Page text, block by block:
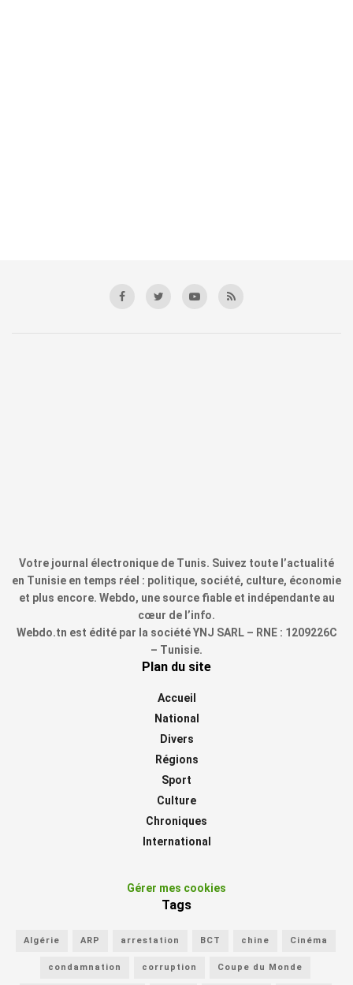
Votre journal électronique de Tunis. Suivez toute l’actualité
en Tunisie en temps réel : politique, société, culture, économie
et plus encore. Webdo, une source fiable et indépendante au
cœur de l’info.
Webdo.tn est édité par la société YNJ SARL – RNE : 1209226C
– Tunisie.
Plan du site
Accueil
National
Divers
Régions
Sport
Culture
Chroniques
International
Gérer mes cookies
Tags
Algérie ARP arrestation BCT chine Cinéma
condamnation corruption Coupe du Monde